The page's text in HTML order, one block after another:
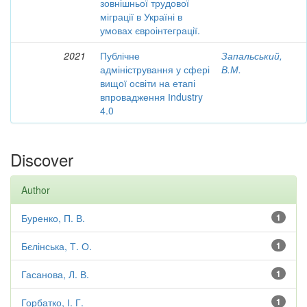
зовнішньої трудової
міграції в Україні в
умовах євроінтеграції.
2021
Публічне
адміністрування у сфері
вищої освіти на етапі
впровадження Іndustry
4.0
Запальський,
В.М.
Discover
Author
1
Буренко, П. В.
1
Бєлінська, Т. О.
1
Гасанова, Л. В.
1
Горбатко, І. Г.